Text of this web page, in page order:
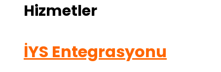
Hizmetler
İYS Entegrasyonu